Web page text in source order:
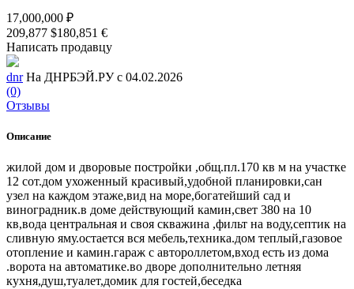
17,000,000 ₽
209,877 $180,851 €
Написать продавцу
dnr На ДНРБЭЙ.РУ с 04.02.2026
(0)
Отзывы
Описание
жилой дом и дворовые постройки ,общ.пл.170 кв м на участке
12 сот.дом ухоженный красивый,удобной планировки,сан
узел на каждом этаже,вид на море,богатейший сад и
виноградник.в доме действующий камин,свет 380 на 10
кв,вода центральная и своя скважина ,фильт на воду,септик на
сливную яму.остается вся мебель,техника.дом теплый,газовое
отопление и камин.гараж с автороллетом,вход есть из дома
.ворота на автоматике.во дворе дополнительно летняя
кухня,душ,туалет,домик для гостей,беседка